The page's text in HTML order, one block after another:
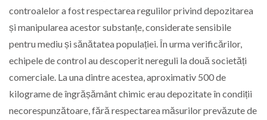
controalelor a fost respectarea regulilor privind depozitarea
și manipularea acestor substanțe, considerate sensibile
pentru mediu și sănătatea populației. În urma verificărilor,
echipele de control au descoperit nereguli la două societăți
comerciale. La una dintre acestea, aproximativ 500 de
kilograme de îngrășământ chimic erau depozitate în condiții
necorespunzătoare, fără respectarea măsurilor prevăzute de